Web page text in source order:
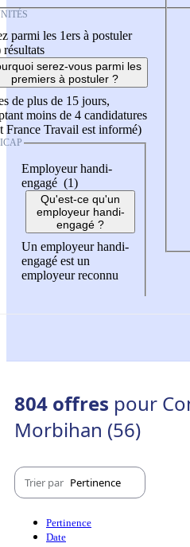
parmi les 1ers à postuler
résultats
serez-vous parmi les
premiers à postuler ?
de plus de 15 jours,
moins de 4 candidatures
France Travail est informé)
Employeur handi-
engagé (1)
Qu'est-ce qu'un
employeur handi-
engagé ?
Un employeur handi-
engagé est un
employeur reconnu
804 offres pour
Morbihan (56)
Trier par Pertinence
Pertinence
Date